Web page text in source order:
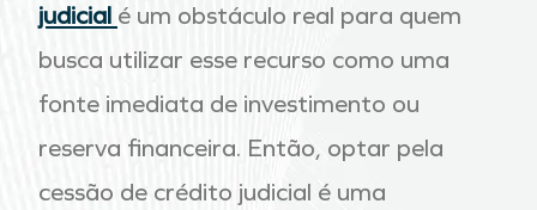
judicial é um obstáculo real para quem
busca utilizar esse recurso como uma
fonte imediata de investimento ou
reserva financeira. Então, optar pela
cessão de crédito judicial é uma